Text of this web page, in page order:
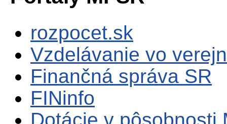
rozpocet.sk
Vzdelávanie vo
Finančná správa SR
FINinfo
Dotácie v pôsobnosti